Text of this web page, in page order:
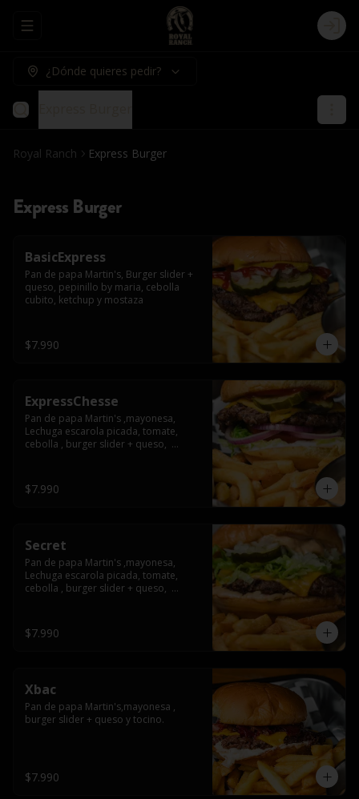
Abrir menu de navegación Login
¿Dónde quieres pedir?
Royal Ranch Express Burger
Express Burger
BasicExpress
Pan de papa Martin's, Burger slider +
queso, pepinillo by maria, cebolla
cubito, ketchup y mostaza
$7.990
ExpressChesse
Pan de papa Martin's ,mayonesa,
Lechuga escarola picada, tomate,
cebolla , burger slider + queso,
$7.990
Secret
Pan de papa Martin's ,mayonesa,
Lechuga escarola picada, tomate,
cebolla , burger slider + queso,
$7.990
Xbac
Pan de papa Martin's,mayonesa ,
burger slider + queso y tocino.
$7.990